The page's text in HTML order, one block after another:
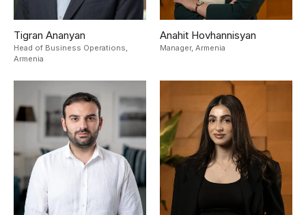
Tigran Ananyan
Head of Business Operations,
Armenia
Anahit Hovhannisyan
Manager, Armenia